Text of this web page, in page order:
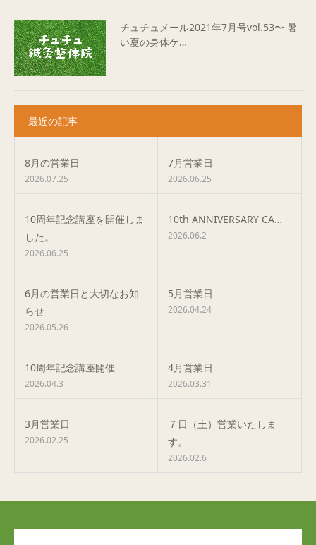
チュチュメール2021年7月号vol.53〜 暑
い夏の身体ケ…
最近の記事
8月の営業日
2026.07.25
7月営業日
2026.06.25
10周年記念講座を開催しま
した。
2026.06.25
10th ANNIVERSARY CA…
2026.06.2
6月の営業日と大切なお知
らせ
2026.05.26
5月営業日
2026.04.24
10周年記念講座開催
2026.04.3
4月営業日
2026.03.31
3月営業日
2026.02.25
７日（土）営業いたしま
す。
2026.02.6